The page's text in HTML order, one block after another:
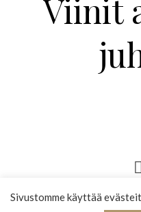
Viinit
© 2025 VIINIATELJEE |
Sivustomme käyttää